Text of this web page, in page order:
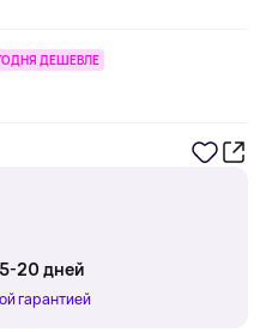
ДЕШЕВЛЕ
20 дней
гарантией